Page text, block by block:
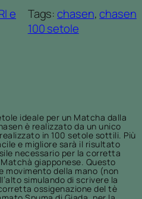
e
Tags:chasen, chasen
100 setole
ideale per un Matcha dalla
è realizzato da un unico
in 100 setole sottili. Più
e migliore sarà il risultato
necessario per la corretta
giapponese. Questo
movimento della mano (non
simulando di scrivere la
ossigenazione del tè